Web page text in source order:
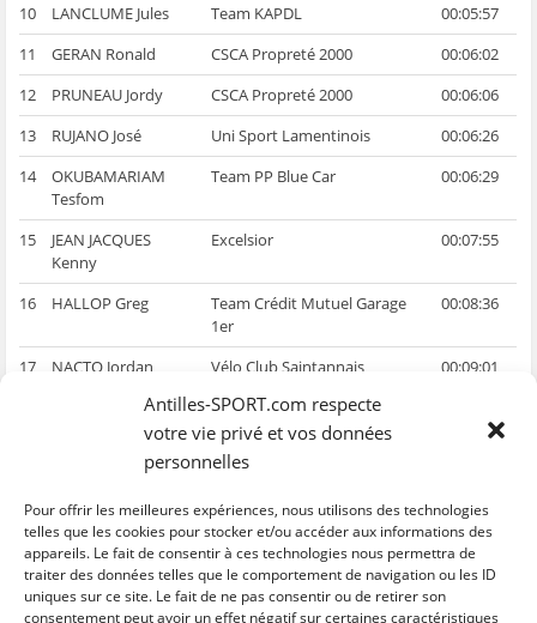
Antilles-SPORT.com respecte
votre vie privé et vos données
personnelles
Pour offrir les meilleures expériences, nous utilisons des technologies
telles que les cookies pour stocker et/ou accéder aux informations des
appareils. Le fait de consentir à ces technologies nous permettra de
traiter des données telles que le comportement de navigation ou les ID
uniques sur ce site. Le fait de ne pas consentir ou de retirer son
consentement peut avoir un effet négatif sur certaines caractéristiques
10 LANCLUME Jules Team KAPDL
00:05:57
11
GERAN Ronald CSCA Propreté 2000
00:06:02
12
PRUNEAU Jordy CSCA Propreté 2000
00:06:06
13
RUJANO José Uni Sport Lamentinois
00:06:26
14
OKUBAMARIAM
Tesfom
Team PP Blue Car 00:06:29
15
JEAN JACQUES
Kenny
Excelsior 00:07:55
16 HALLOP Greg
Team Crédit Mutuel Garage
1er
00:08:36
17 NACTO Jordan Vélo Club Saintannais
00:09:01
SANCHEZ ANZOLA
Team CCD
Sélection Guyane
20
BECERRA BECERRA
Edwin
Team PP Blue Car 00:11:16
C
l
C
l
C
l
C
l
C
l